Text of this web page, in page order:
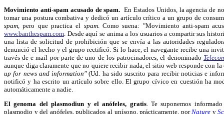
Movimiento anti-spam acusado de spam. En Estados Unidos, la agencia de
tomar una postura combativa y dedicó un artículo crítico a un grupo de
spam , pero que practica el spam. Como suena: "Movimiento anti-spam
www.banthespam.com . Desde aquí se anima a los usuarios a compartir sus
una lista de solicitud de prohibición que se envía a las autoridades
denunció el hecho y el grupo rectificó. Si lo hace, el navegante recibe una
través de e-mail por parte de uno de los patrocinadores, el denominado
aunque diga claramente que no quiere recibir nada, el sitio web responde con
up for news and information"(Ud. ha sido suscrito para recibir noticias e
notificó y ha escrito un artículo sobre ello. El grupo cívico en cuestión ha
automáticamente a nadie.
El genoma del plasmodiun y el anófeles, gratis. Te suponemos
plasmodio y del anófeles, publicados al unísono, prácticamente, por Nature y